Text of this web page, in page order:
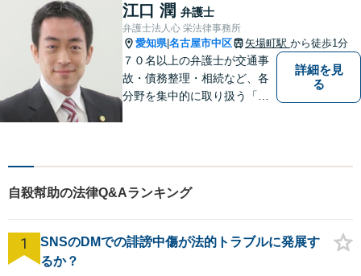
営判断ができるよう、法的側
面からバックアップします
【電話相談可】【オンライン
面談対応】
江口 潤 弁護士
弁護士法人心 栄法律事務所
愛知県|名古屋市中区 矢場町駅 から徒歩1分
７０名以上の弁護士が交通事
故・債務整理・相続など、各
分野を集中的に取り扱う「分
できるよう努めております。
詳細を見
る
自殺幇助の法律Q&Aランキング
1
SNSのDMでの誹謗中傷が法的トラブルに発展す
るか？